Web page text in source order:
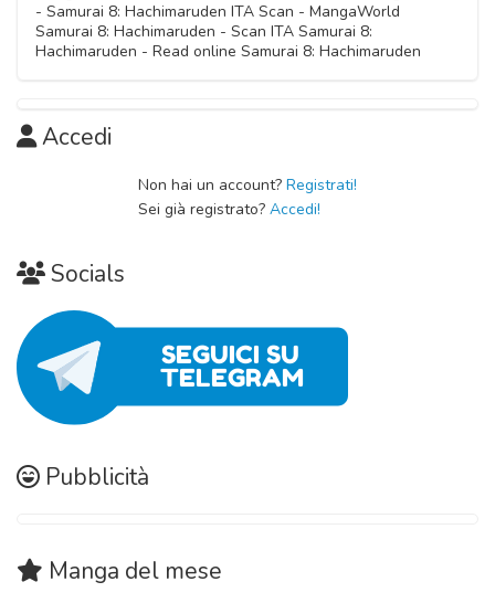
13 Ottobre 2020
Capitolo 27
Capitolo 26
Capitolo 19
Capitolo 18
Capitolo 17
Capitolo 16
Capitolo 11
13 Ottobre 2020
Capitolo 09
Capitolo 08
Capitolo 07
13 Ottobre 2020
13 Ottobre 2020
- Samurai 8: Hachimaruden ITA Scan - MangaWorld
Samurai 8: Hachimaruden - Scan ITA Samurai 8:
Hachimaruden - Read online Samurai 8: Hachimaruden
Accedi
Non hai un account? Registrati!
Sei già registrato? Accedi!
Socials
Pubblicità
Manga del mese